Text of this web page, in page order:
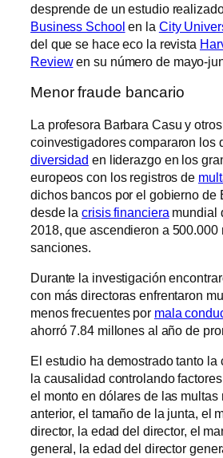
desprende de un estudio
Business School en la City
del que se hace eco la revista
Reviewen su número de mayo-
Menor fraude bancario
La profesora Barbara Casu y
coinvestigadores compararon los
diversidad en liderazgo en los
europeos con los registros de
dichos bancos por el gobierno de
desde lacrisis financiera mundial
2018, que ascendieron a 500.000
sanciones.
Durante la investigación
con más directoras enfrentaron
menos frecuentes por mala
ahorró 7.84 millones al año de
El estudio ha demostrado tanto la
la causalidad controlando
el monto en dólares de las multas
anterior, el tamaño de la junta, el
director, la edad del director, el
general, la edad del director